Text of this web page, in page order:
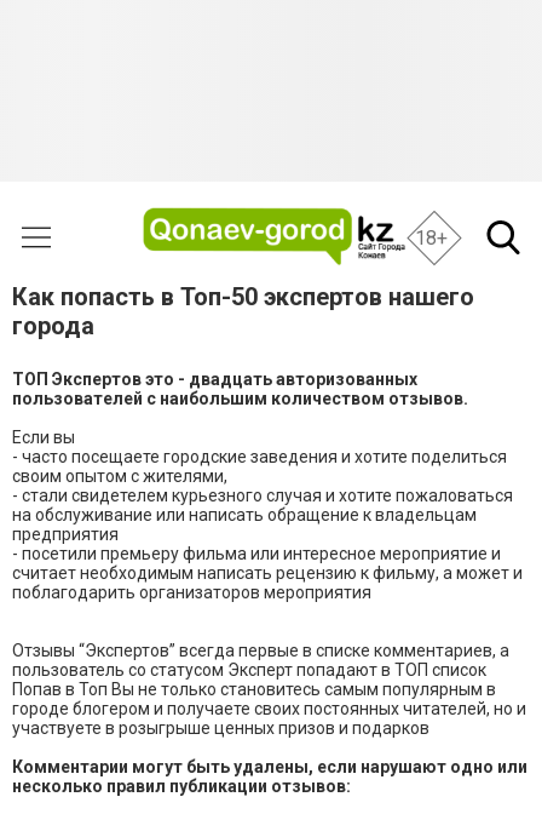
18+
Как попасть в Топ-50 экспертов нашего
города
ТОП Экспертов это - двадцать авторизованных
пользователей с наибольшим количеством отзывов.
Если вы
- часто посещаете городские заведения и хотите поделиться
своим опытом с жителями,
- стали свидетелем курьезного случая и хотите пожаловаться
на обслуживание или написать обращение к владельцам
предприятия
- посетили премьеру фильма или интересное мероприятие и
считает необходимым написать рецензию к фильму, а может и
поблагодарить организаторов мероприятия
Отзывы “Экспертов” всегда первые в списке комментариев, а
пользователь со статусом Эксперт попадают в ТОП список
Попав в Топ Вы не только становитесь самым популярным в
городе блогером и получаете своих постоянных читателей, но и
участвуете в розыгрыше ценных призов и подарков
Комментарии могут быть удалены, если нарушают одно или
несколько правил публикации отзывов: